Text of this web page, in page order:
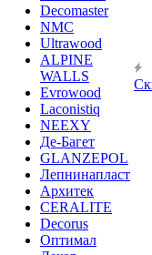
Decomaster
NMС
Ultrawood
ALPINE
WALLS
Evrowood
Laconistiq
NEEXY
Де-Багет
GLANZEPOL
Лепнинапласт
Архитек
CERALITE
Decorus
Оптимал